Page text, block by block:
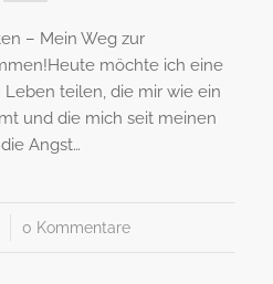
– Mein Weg zur
möchte ich eine
teilen, die mir wie ein
und die mich seit meinen
Angst…
0 Kommentare